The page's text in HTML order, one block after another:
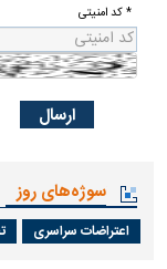
* کد امنیتی
سوژه‌های روز
اعتراضات سراسری